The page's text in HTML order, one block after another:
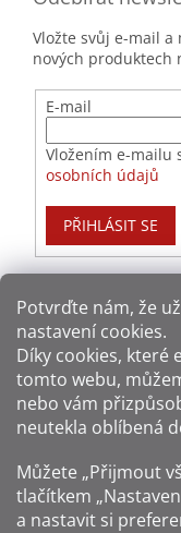
Potvrďte nám​​, že
nastavení cookies.
Díky cookies, které
tomto webu,
nebo vám
neutekla oblíbená
Můžete „Přijmout
tlačítkem
a nastavit si
Vložte svůj e-mail
nových produktech
E-mail
Vložením e-mailu
osobních údajů
PŘIHLÁSIT SE